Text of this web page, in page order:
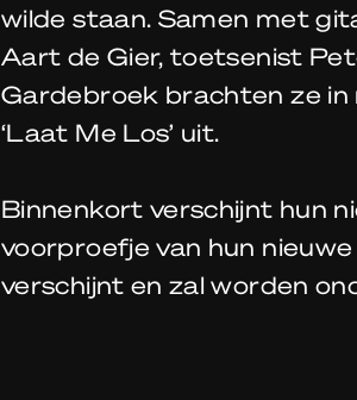
wilde staan. Samen met
Aart de Gier, toetsenist
Gardebroek brachten ze
‘Laat Me Los’ uit.
Binnenkort verschijnt hun
voorproefje van hun
verschijnt en zal worden